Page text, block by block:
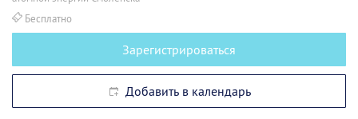
Бесплатно
Зарегистрироваться
Добавить в календарь